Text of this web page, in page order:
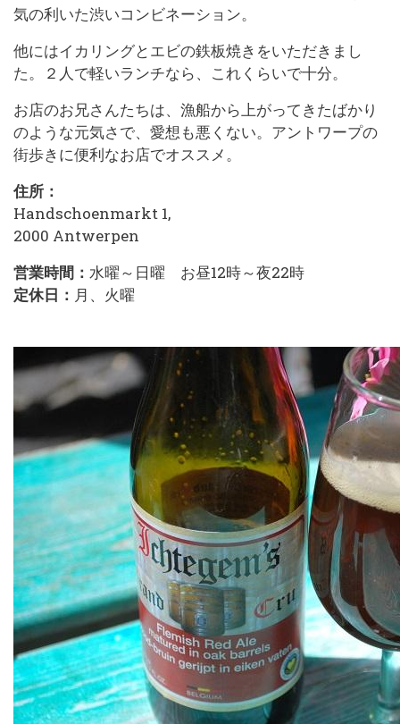
気の利いた渋いコンビネーション。
他にはイカリングとエビの鉄板焼きをいただきまし
た。２人で軽いランチなら、これくらいで十分。
お店のお兄さんたちは、漁船から上がってきたばかり
のような元気さで、愛想も悪くない。アントワープの
街歩きに便利なお店でオススメ。
住所：
Handschoenmarkt 1,
2000 Antwerpen
営業時間： 水曜～日曜 お昼12時～夜22時
定休日： 月、火曜